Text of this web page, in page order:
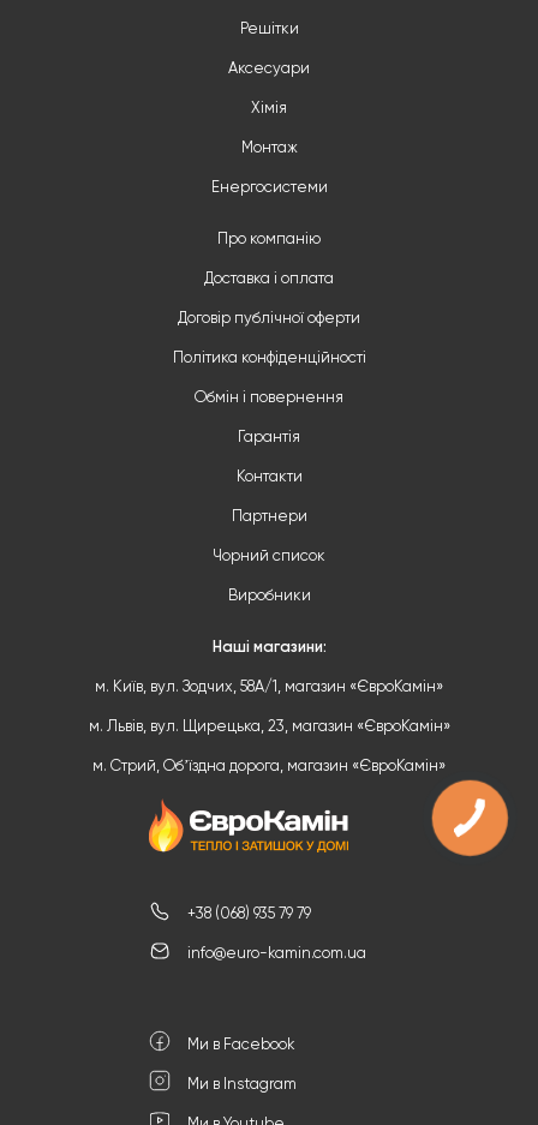
+38 (068) 935 79 79
info@euro-kamin.com.ua
Ми в Facebook
Ми в Instagram
Решітки
Аксесуари
Хімія
Монтаж
Енергосистеми
Про компанію
Доставка і оплата
Договір публічної оферти
Політика конфіденційності
Обмін і повернення
Гарантія
Контакти
Партнери
Чорний список
Виробники
Наші магазини:
м. Київ, вул. Зодчих, 58А/1, магазин «ЄвроКамін»
м. Львів, вул. Щирецька, 23, магазин «ЄвроКамін»
м. Стрий, Обʼїздна дорога, магазин «ЄвроКамін»